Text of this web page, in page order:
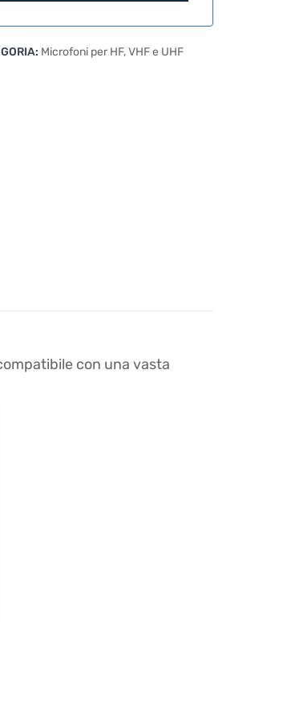
Microfoni per HF, VHF e UHF
con una vasta